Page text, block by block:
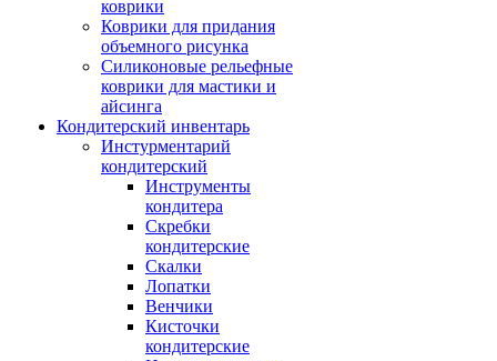
коврики
Коврики для придания
объемного рисунка
Силиконовые рельефные
коврики для мастики и
айсинга
Кондитерский инвентарь
Инстурментарий
кондитерский
Инструменты
кондитера
Скребки
кондитерские
Скалки
Лопатки
Венчики
Кисточки
кондитерские